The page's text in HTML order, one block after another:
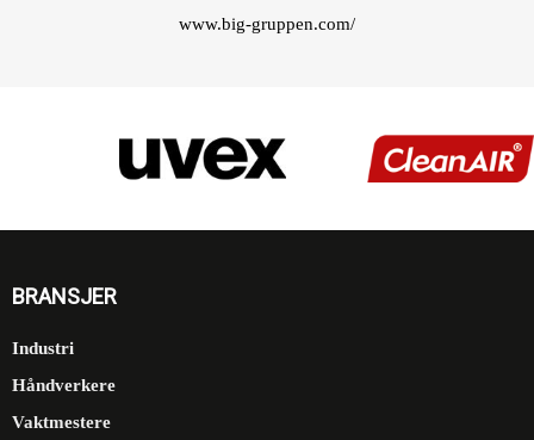
www.big-gruppen.com/
BRANSJER
Industri
Håndverkere
Vaktmestere